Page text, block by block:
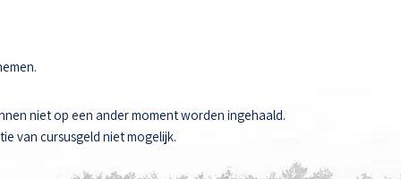
niet op een ander moment worden ingehaald.
van cursusgeld niet mogelijk.